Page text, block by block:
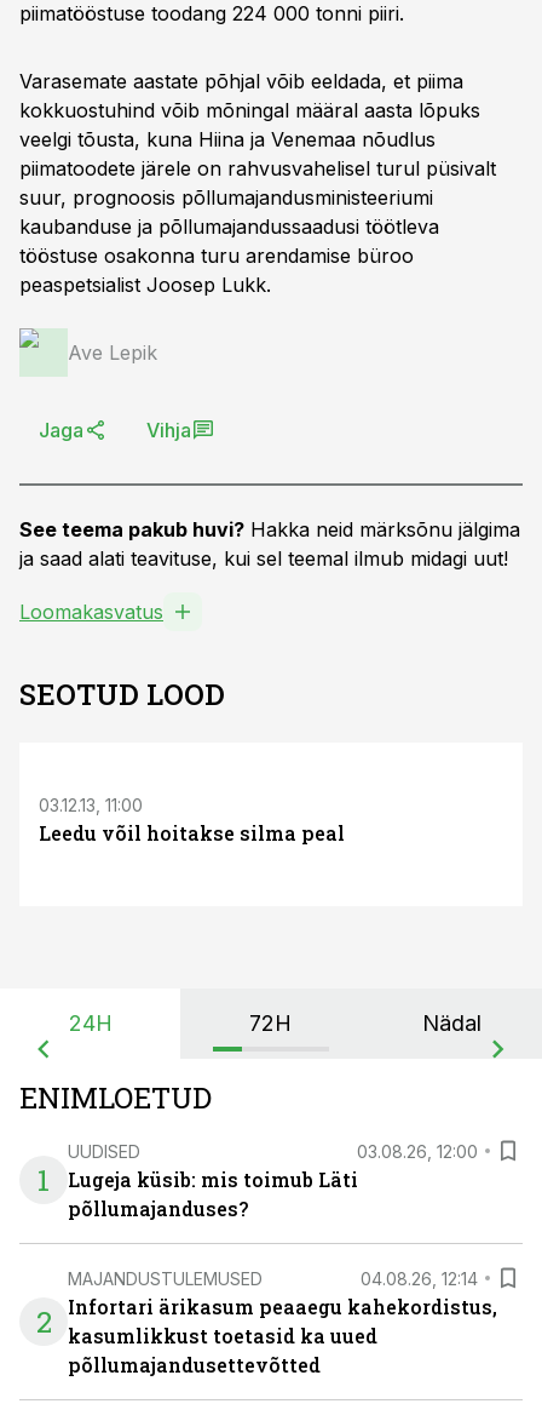
piimatööstuse toodang 224 000 tonni piiri.
Varasemate aastate põhjal võib eeldada, et piima
kokkuostuhind võib mõningal määral aasta lõpuks
veelgi tõusta, kuna Hiina ja Venemaa nõudlus
piimatoodete järele on rahvusvahelisel turul püsivalt
suur, prognoosis põllumajandusministeeriumi
kaubanduse ja põllumajandussaadusi töötleva
tööstuse osakonna turu arendamise büroo
peaspetsialist Joosep Lukk.
Ave Lepik
Jaga Vihja
See teema pakub huvi? Hakka neid märksõnu jälgima
ja saad alati teavituse, kui sel teemal ilmub midagi uut!
Loomakasvatus
SEOTUD LOOD
03.12.13, 11:00
Leedu võil hoitakse silma peal
24H 72H Nädal
ENIMLOETUD
1
UUDISED 03.08.26, 12:00
Lugeja küsib: mis toimub Läti
põllumajanduses?
2
MAJANDUSTULEMUSED 04.08.26, 12:14
Infortari ärikasum peaaegu kahekordistus,
kasumlikkust toetasid ka uued
põllumajandusettevõtted